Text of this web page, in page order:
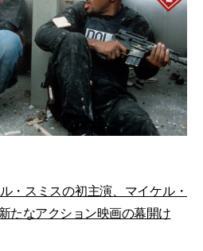
・スミスの初主演、マイケル・
たなアクション映画の幕開け